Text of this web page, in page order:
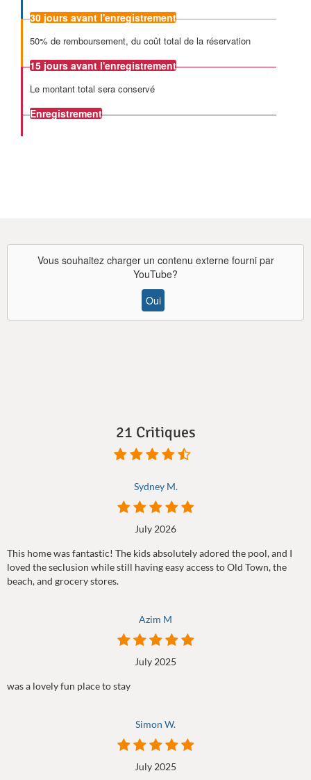
30 jours avant l'enregistrement
50% de remboursement, du coût total de la réservation
15 jours avant l'enregistrement
Le montant total sera conservé
Enregistrement
Vous souhaitez charger un contenu externe fourni par
YouTube?
Oui
21 Critiques
Sydney M.
July 2026
This home was fantastic! The kids absolutely adored the pool, and I
loved the seclusion while still having easy access to Old Town, the
beach, and grocery stores.
Azim M
July 2025
was a lovely fun place to stay
Simon W.
July 2025